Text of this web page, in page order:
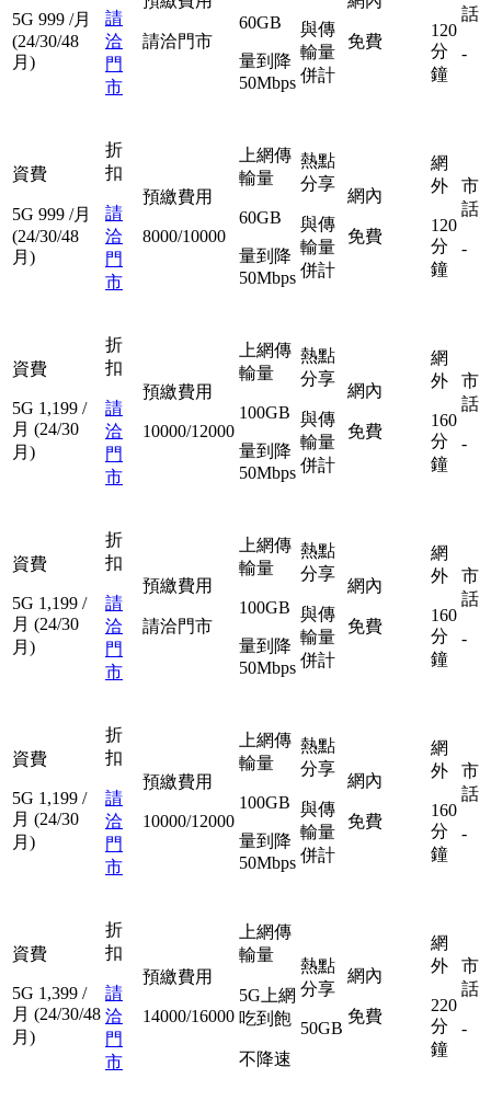
5G 999 /月
(24/30/48
月)
請
洽
門
市
請洽門市
60GB
量到降
50Mbps
與傳
輸量
併計
免費
120
分
鐘
話
-
資費
5G 999 /月
(24/30/48
月)
折
扣
請
洽
門
市
預繳費用
8000/10000
上網傳
輸量
60GB
量到降
50Mbps
熱點
分享
與傳
輸量
併計
網內
免費
網
外
120
分
鐘
市
話
-
資費
5G 1,199 /
月 (24/30
月)
折
扣
請
洽
門
市
預繳費用
10000/12000
上網傳
輸量
100GB
量到降
50Mbps
熱點
分享
與傳
輸量
併計
網內
免費
網
外
160
分
鐘
市
話
-
資費
5G 1,199 /
月 (24/30
月)
折
扣
請
洽
門
市
預繳費用
請洽門市
上網傳
輸量
100GB
量到降
50Mbps
熱點
分享
與傳
輸量
併計
網內
免費
網
外
160
分
鐘
市
話
-
資費
5G 1,199 /
月 (24/30
月)
折
扣
請
洽
門
市
預繳費用
10000/12000
上網傳
輸量
100GB
量到降
50Mbps
熱點
分享
與傳
輸量
併計
網內
免費
網
外
160
分
鐘
市
話
-
資費
5G 1,399 /
月 (24/30/48
月)
折
扣
請
洽
門
市
預繳費用
14000/16000
上網傳
輸量
5G上網
吃到飽
不降速
熱點
分享
50GB
網內
免費
網
外
220
分
鐘
市
話
-